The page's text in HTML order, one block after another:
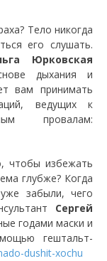
Тело никогда
его слушать.
Юрковская
дыхания и
вам принимать
ведущих к
провалам:
чтобы избежать
глубже? Когда
забыли, чего
Сергей
годами маски и
гештальт-
dushit-xochu